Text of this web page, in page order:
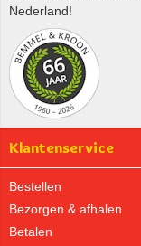
Nederland!
Klantenservice
Bestellen
Bezorgen & afhalen
Betalen